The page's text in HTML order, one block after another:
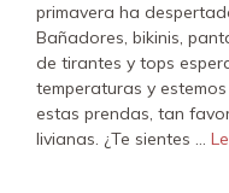
primavera ha
Bañadores, bikinis,
de tirantes y tops
temperaturas y
estas prendas, tan
livianas. ¿Te sientes …